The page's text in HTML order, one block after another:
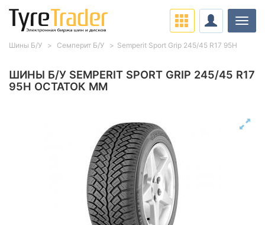
ШИНЫ Б/У SEMPERIT SPORT GRIP 245/45 R17
95H ОСТАТОК ММ
Шины Б/У Семперит Б/У Semperit Sport Grip 245/45 R17 95H